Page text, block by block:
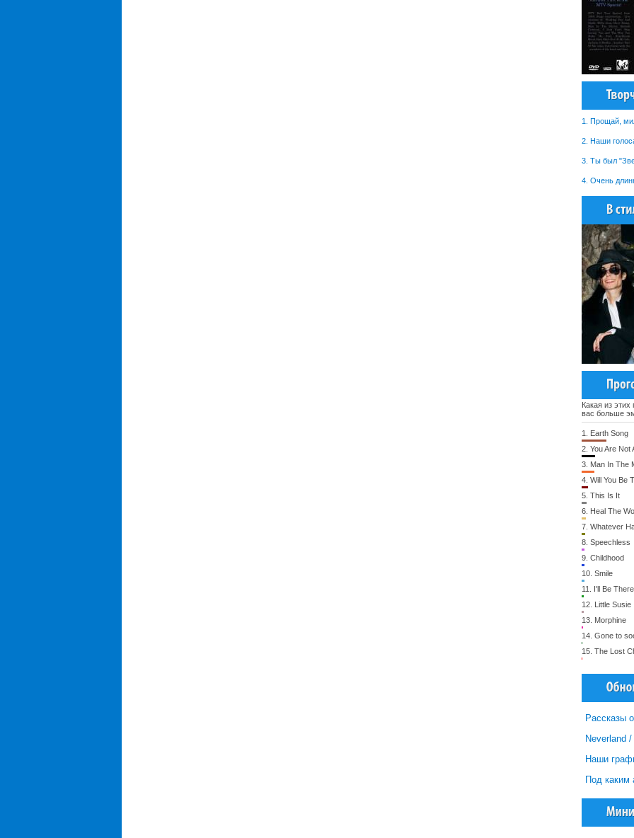
1. Прощай,
2. Наши
3. Ты был
4. Очень
Какая из
вас больше
1. Earth Song
2. You Are Not
3. Man In The
4. Will You Be
5. This Is It
6. Heal The
7. Whatever
8. Speechless
9. Childhood
10. Smile
11. I'll Be There
12. Little Susie
13. Morphine
14. Gone to
15. The Lost
Рассказы
Neverland
Наши
Под